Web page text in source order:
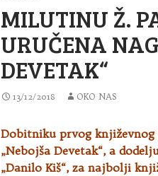
MILUTINU Ž.
URUČENA
DEVETAK“
13/12/2018 OKO NAS
Dobitniku prvog
„Nebojša Devetak“, a
„Danilo Kiš“, za najbolji